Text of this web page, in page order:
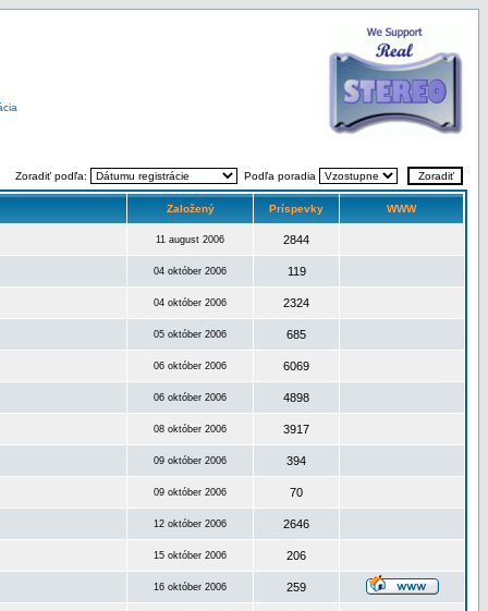
Zoradiť podľa: Podľa poradia
Založený Príspevky WWW
11 august 2006 2844
04 október 2006 119
04 október 2006 2324
05 október 2006 685
06 október 2006 6069
06 október 2006 4898
08 október 2006 3917
09 október 2006 394
09 október 2006 70
12 október 2006 2646
15 október 2006 206
16 október 2006 259